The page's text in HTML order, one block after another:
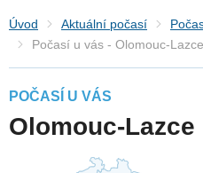
Úvod Aktuální počasí
Počasí u vás - Olomouc-Lazce
POČASÍ U VÁS
Olomouc-Lazce